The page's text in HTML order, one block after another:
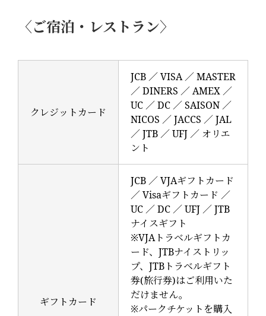
〈ご宿泊・レストラン〉
クレジットカード
JCB ／ VISA ／ MASTER
／ DINERS ／ AMEX ／
UC ／ DC ／ SAISON ／
NICOS ／ JACCS ／ JAL
／ JTB ／ UFJ ／ オリエ
ント
ギフトカード
JCB ／ VJAギフトカード
／ Visaギフトカード ／
UC ／ DC ／ UFJ ／ JTB
ナイスギフト
※VJAトラベルギフトカ
ード、JTBナイストリッ
プ、JTBトラベルギフト
券(旅行券)はご利用いた
だけません。
※パークチケットを購入